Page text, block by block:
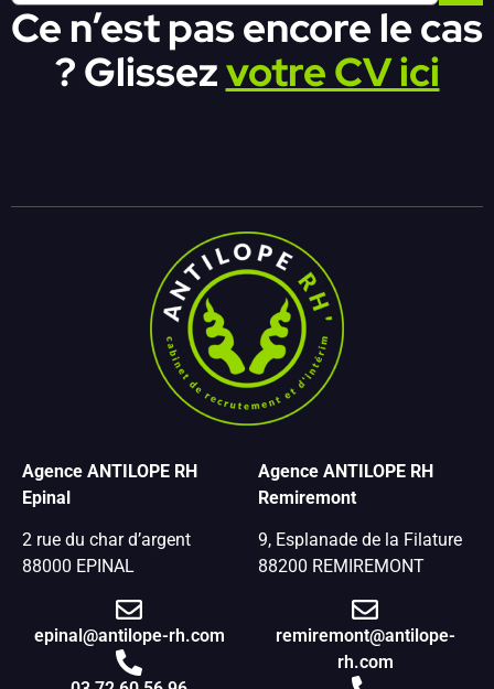
Ce n’est pas encore le cas
? Glissezvotre CV ici
Agence ANTILOPE RH
Epinal
2 rue du char d’argent
88000 EPINAL
epinal@antilope-rh.com
Agence ANTILOPE RH
Remiremont
9, Esplanade de la Filature
88200 REMIREMONT
remiremont@antilope-
rh.com